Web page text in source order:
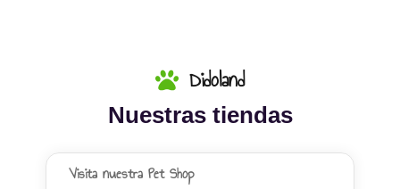
Didoland
Nuestras tiendas
Visita nuestra Pet Shop